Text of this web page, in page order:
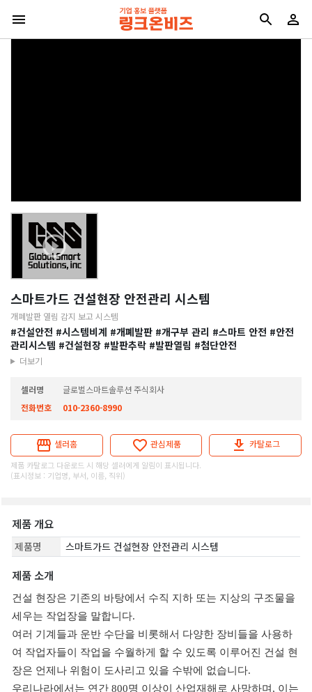
스마트가드 건설현장 안전관리 시스템
개폐발판 열림 감지 보고 시스템
#건설안전 #시스템비계 #개폐발판 #개구부 관리 #스마트 안전 #안전
관리시스템 #건설현장 #발판추락 #발판열림 #첨단안전
더보기
셀러명
글로벌스마트솔루션 주식회사
전화번호
010-2360-8990
셀러홈 관심제품 카탈로그
제품 카탈로그 다운로드 시 해당 셀러에게 알림이 표시됩니다.
(표시정보 : 기업명, 부서, 이름, 직위)
제품 개요
제품명 스마트가드 건설현장 안전관리 시스템
제품 소개